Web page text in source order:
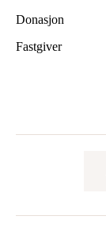
Donasjon
Fastgiver